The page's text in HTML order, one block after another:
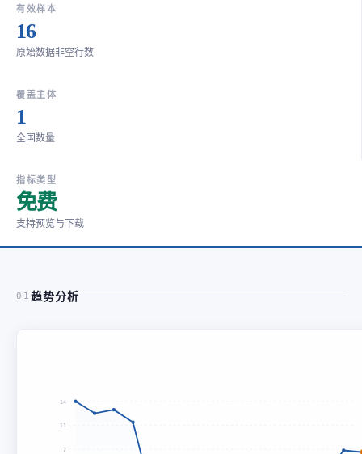
有效样本
16
原始数据非空行数
覆盖主体
1
全国数量
指标类型
免费
支持预览与下载
01 趋势分析
14
11
7